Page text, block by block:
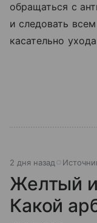
обращаться с
и следовать
касательно
2 дня назад
Желтый
Какой